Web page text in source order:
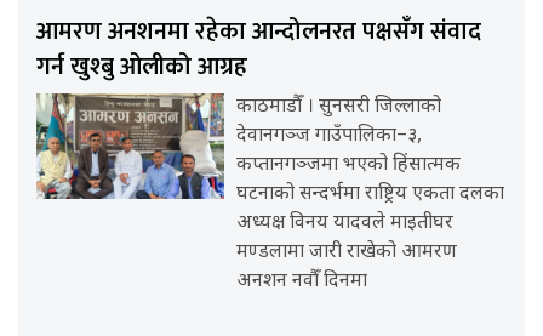
आमरण अनशनमा रहेका आन्दोलनरत पक्षसँग संवाद
गर्न खुश्बु ओलीको आग्रह
काठमाडौँ । सुनसरी जिल्लाको
देवानगञ्ज गाउँपालिका–३,
कप्तानगञ्जमा भएको हिंसात्मक
घटनाको सन्दर्भमा राष्ट्रिय एकता दलका
अध्यक्ष विनय यादवले माइतीघर
मण्डलामा जारी राखेको आमरण
अनशन नवौँ दिनमा